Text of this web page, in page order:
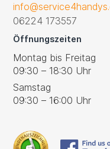
06224 173557
Öffnungszeiten
Montag bis Freitag
09:30 – 18:30 Uhr
Samstag
09:30 – 16:00 Uhr